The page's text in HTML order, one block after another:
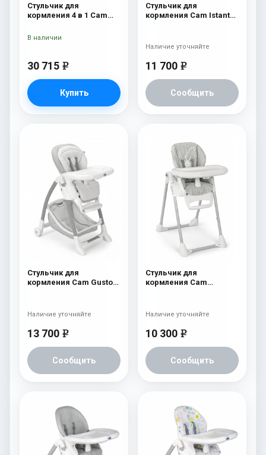
Стульчик для
кормления 4 в 1 Cam
30 715 e
Купить
В наличии
Стульчик для
кормления Cam Istante
11 700 e
Сообщить
Наличие уточняйте
Стульчик для
кормления Cam Gusto
13 700 e
Сообщить
Наличие уточняйте
Стульчик для
кормления Cam
10 300 e
Сообщить
Наличие уточняйте